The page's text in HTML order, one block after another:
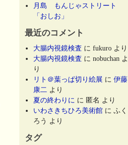
月島 もんじゃストリート
「おしお」
最近のコメント
大腸内視鏡検査 にfukuro より
大腸内視鏡検査 にnobuchan よ
り
リト＠葉っぱ切り絵展 に伊藤
康二 より
夏の終わりに に匿名 より
いわさきちひろ美術館 にふく
ろう より
タグ